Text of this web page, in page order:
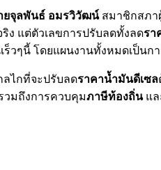
ยจุลพันธ์ อมรวิวัฒน์ สมาชิกสภา
ง แต่ตัวเลขการปรับลดทั้งลดรา
ร็วๆนี้ โดยแผนงานทั้งหมดเป็น
ลไกที่จะปรับลดราคาน้ำมันดีเซล
วมถึงการควบคุมภาษีท้องถิ่น แ